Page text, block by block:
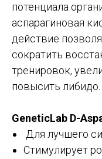
потенциала
аспарагиновая
действие
сократить
тренировок,
повысить либидо.
GeneticLab D-
Для лучшего
Стимулирует